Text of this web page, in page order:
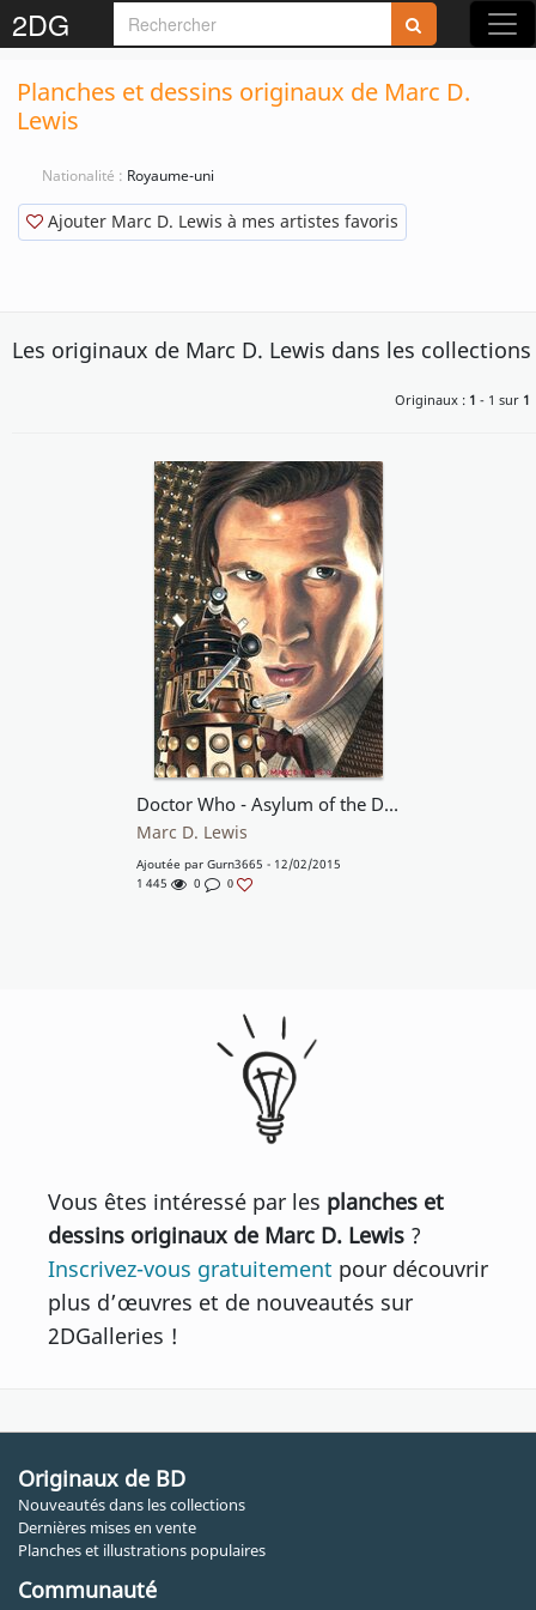
2DG
Planches et dessins originaux de Marc D.
Lewis
Nationalité : Royaume-uni
Ajouter Marc D. Lewis à mes artistes favoris
Les originaux de Marc D. Lewis dans les collections
Originaux : 1 - 1 sur 1
Doctor Who - Asylum of the Daleks
Marc D. Lewis
Ajoutée par Gurn3665 - 12/02/2015
1 445
0 0
Vous êtes intéressé par les planches et
dessins originaux de Marc D. Lewis ?
Inscrivez-vous gratuitement pour découvrir
plus d’œuvres et de nouveautés sur
2DGalleries !
Originaux de BD
Nouveautés dans les collections
Dernières mises en vente
Planches et illustrations populaires
Communauté